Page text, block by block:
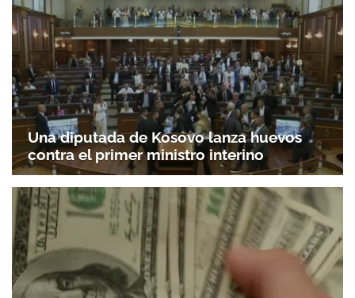
Una diputada de Kosovo lanza huevos
contra el primer ministro interino